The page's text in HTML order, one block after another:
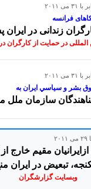
فرانسه
زندانی در ایران
المللی در حمایت از کارگران
بشر و سياسي ايران به
سازمان ملل
مقیم خارج
تبعیض در ایران
وبسایت گزارشگران